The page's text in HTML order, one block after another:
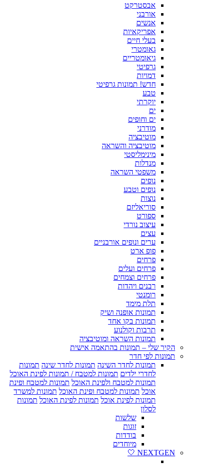
אבסטרקט
אורבני
אנשים
אפריקאיות
בעלי חיים
גאומטרי
גיאומטריים
גרפיטי
דמויות
חדש! תמונות גרפיטי
טבע
יוקרתי
ים
ים וחופים
מודרני
מוטיבציה
מוטיבציה והשראה
מינימליסטי
מנדלות
משפטי השראה
נופים
נופים וטבע
נוצות
סוריאליזם
ספורט
עיצוב נורדי
עצים
ערים ונופים אורבניים
פופ ארט
פרחים
פרחים ועלים
פרחים וצמחים
רבנים ויהדות
רומנטי
תלת מימד
תמונות אופנה ושיק
תמונות בקו אחד
תרבות וקולנוע
תמונות השראה ומוטיבציה
הקיר שלי – תמונות בהתאמה אישית
תמונות לפי חדר
תמונות לחדר השינה תמונות לחדר שינה תמונות
לחדרי ילדים תמונות למטבח / תמונות לפינת האוכל
תמונות למטבח ולפינת האוכל תמונות למטבח ופינת
אוכל תמונות למטבח ופינת האוכל תמונות למשרד
תמונות לפינת אוכל תמונות לפינת האוכל תמונות
לסלון
שלשות
זוגות
בודדות
מיוחדים
NEXTGEN 🤍